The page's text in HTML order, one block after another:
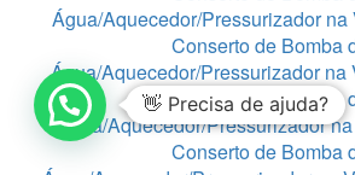
Água/Aquecedor/Pressurizador
Conserto de Bomba
Água/Aquecedor/Pressurizador na
Conserto de Bomba
Água/Aquecedor/Pressurizador
Conserto de Bomba
👋 Precisa de ajuda?